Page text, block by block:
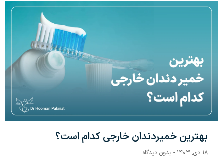
بهترین خمیردندان خارجی کدام است؟
۱۸ دی, ۱۴۰۳ بدون دیدگاه